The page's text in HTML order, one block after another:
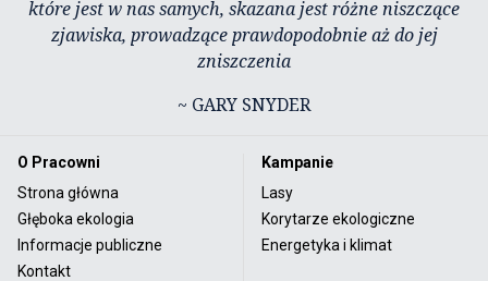
które jest w nas samych, skazana jest różne niszczące
zjawiska, prowadzące prawdopodobnie aż do jej
zniszczenia
~ GARY SNYDER
O Pracowni
Strona główna
Głęboka ekologia
Informacje publiczne
Kontakt
Kampanie
Lasy
Korytarze ekologiczne
Energetyka i klimat